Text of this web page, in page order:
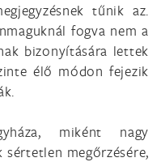
tűnik az.
fogva nem a
bizonyítására lettek
élő módon fejezik
miként nagy
megőrzésére,